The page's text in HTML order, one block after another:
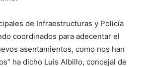
de Infraestructuras y Policía
coordinados para adecentar el
asentamientos, como nos han
ha dicho Luis Albillo, concejal de